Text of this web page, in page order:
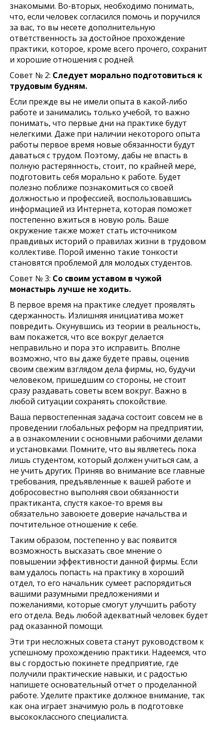
знакомыми. Во-вторых, необходимо понимать,
что, если человек согласился помочь и поручился
за вас, то вы несете дополнительную
ответственность за достойное прохождение
практики, которое, кроме всего прочего, сохранит
и хорошие отношения с родней.
Совет № 2: Следует морально подготовиться к
трудовым будням.
Если прежде вы не имели опыта в какой-либо
работе и занимались только учебой, то важно
понимать, что первые дни на практике будут
нелегкими. Даже при наличии некоторого опыта
работы первое время новые обязанности будут
даваться с трудом. Поэтому, дабы не впасть в
полную растерянность, стоит, по крайней мере,
подготовить себя морально к работе. Будет
полезно поближе познакомиться со своей
должностью и профессией, воспользовавшись
информацией из Интернета, которая поможет
постепенно вжиться в новую роль. Ваше
окружение также может стать источником
правдивых историй о правилах жизни в трудовом
коллективе. Порой именно такие тонкости
становятся проблемой для молодых студентов.
Совет № 3: Со своим уставом в чужой
монастырь лучше не ходить.
В первое время на практике следует проявлять
сдержанность. Излишняя инициатива может
повредить. Окунувшись из теории в реальность,
вам покажется, что все вокруг делается
неправильно и пора это исправить. Вполне
возможно, что вы даже будете правы, оценив
своим свежим взглядом дела фирмы, но, будучи
человеком, пришедшим со стороны, не стоит
сразу раздавать советы всем вокруг. Важно в
любой ситуации сохранять спокойствие.
Ваша первостепенная задача состоит совсем не в
проведении глобальных реформ на предприятии,
а в ознакомлении с основными рабочими делами
и установками. Помните, что вы являетесь пока
лишь студентом, который должен учиться сам, а
не учить других. Приняв во внимание все главные
требования, предъявленные к вашей работе и
добросовестно выполняя свои обязанности
практиканта, спустя какое-то время вы
обязательно завоюете доверие начальства и
почтительное отношение к себе.
Таким образом, постепенно у вас появится
возможность высказать свое мнение о
повышении эффективности данной фирмы. Если
вам удалось попасть на практику в хороший
отдел, то его начальник сумеет распорядиться
вашими разумными предложениями и
пожеланиями, которые смогут улучшить работу
его отдела. Ведь любой адекватный человек будет
рад оказанной помощи.
Эти три несложных совета станут руководством к
успешному прохождению практики. Надеемся, что
вы с гордостью покинете предприятие, где
получили практические навыки, и с радостью
напишете основательный отчет о проделанной
работе. Уделите практике должное внимание, так
как она играет значимую роль в подготовке
высококлассного специалиста.